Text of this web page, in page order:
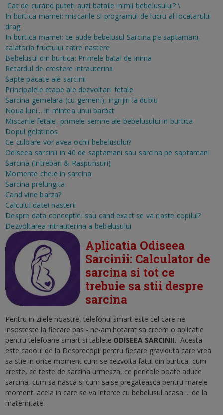
Cat de curand puteti auzi bataile inimii bebelusului? \
In burtica mamei: miscarile si programul de lucru al locatarului
drag
In burtica mamei: ce aude bebelusul Sarcina pe saptamani,
calatoria fructului catre nastere
Bebelusul din burtica: Primele batai de inima
Retardul de crestere intrauterina
Sapte pacate ale sarcinii
Principalele etape ale dezvoltarii fetale
Sarcina gemelara (cu gemeni), ingrijiri la dublu
Noua luni... in mintea unui barbat
Miscarile fetale, primele semne ale bebelusului in burtica
Dopul gelatinos
Ce culoare vor avea ochii bebelusului?
Odiseea sarcinii in 40 de saptamani sau sarcina pe saptamani
Sarcina (Intrebari & Raspunsuri)
Momente cheie in sarcina
Sarcina prelungita
Cand vine barza?
Calculul datei nasterii
Despre data conceptiei sau cand exact se va naste copilul?
Dezvoltarea intrauterina a bebelusului
Aplicatia Odiseea
Sarcinii: Calculator de
sarcina si tot ce
trebuie sa stii despre
sarcina
Pentru in zilele noastre, telefonul smart este cel care ne
insosteste la fiecare pas - ne-am hotarat sa creem o aplicatie
pentru telefoane smart si tablete ODISEEA SARCINII. Acesta
este cadoul de la Desprecopii pentru fiecare graviduta care vrea
sa stie in orice moment cum se dezvolta fatul din burtica, cum
creste, ce teste de sarcina urmeaza, ce pericole poate aduce
sarcina, cum sa nasca si cum sa se pregateasca pentru marele
moment: acela in care se va intorce cu bebelusul acasa ... de la
maternitate.